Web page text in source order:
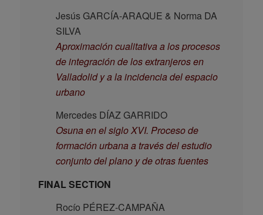
Jesús GARCÍA-ARAQUE & Norma DA
SILVA
Aproximación cualitativa a los procesos
de integración de los extranjeros en
Valladolid y a la incidencia del espacio
urbano
Mercedes DÍAZ GARRIDO
Osuna en el siglo XVI. Proceso de
formación urbana a través del estudio
conjunto del plano y de otras fuentes
FINAL SECTION
Rocío PÉREZ-CAMPAÑA